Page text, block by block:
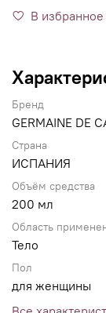
В избранное
Бренд
GERMAINE DE
Страна
ИСПАНИЯ
Объём средства
200 мл
Область
Тело
Пол
для женщины